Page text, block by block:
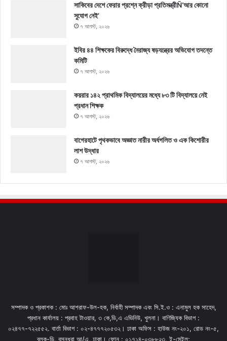
সাকিবের দেশে ফেরার প্রশ্নে ক্রীড়া প্রতিমন্ত্রীÑ‘আর কোনো
সুযোগ নেই’
৭ আগস্ট, ২০২৬
ইবির ৪৪ শিক্ষকের বিরুদ্ধে নৈরাজ্য ষড়যন্ত্রের অভিযোগ তদন্তে
কমিটি
৭ আগস্ট, ২০২৬
কয়রার ১৪২ প্রাথমিক বিদ্যালয়ের মধ্যে ৮৩ টি বিদ্যালয়ে নেই
প্রধান শিক্ষক
৭ আগস্ট, ২০২৬
বাগেরহাটে পৃথকভাবে অজ্ঞাত নারীর অর্ধগলিত ও এক কিশোরীর
লাশ উদ্ধার
৭ আগস্ট, ২০২৬
সম্পাদক ও প্রকাশক : মোঃ আশরাফ-উল-হক, নির্বাহী সম্পাদক এবং সি.ই.ও : এনামুল হক সাহেদ,
প্রধান কার্যালয় : প্রবাহ টাওয়ার, ৩ কে,ডি,এ এভিনিউ, খুলনা। বাণিজ্যিক বিভাগ :
০২৪৭৭-৭২২৫৫২. বার্তা বিভাগ : ০২-৪৭৭৭২০৫৩২। ঢাকা অফিস : হাউজ নং-২০১, রোড নং-৫,
ব্লক-ডি, বসুন্ধরা আ/এ, ঢাকা। ফোন : ০১৭১৪-০৩৮৮২৩, ই-মেইল: